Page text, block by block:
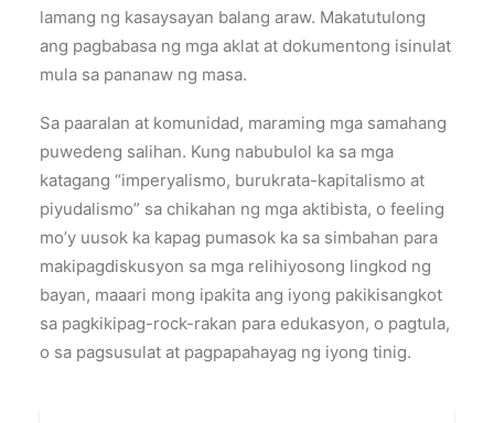
lamang ng kasaysayan balang araw. Makatutulong
ang pagbabasa ng mga aklat at dokumentong isinulat
mula sa pananaw ng masa.
Sa paaralan at komunidad, maraming mga samahang
puwedeng salihan. Kung nabubulol ka sa mga
katagang “imperyalismo, burukrata-kapitalismo at
piyudalismo” sa chikahan ng mga aktibista, o feeling
mo’y uusok ka kapag pumasok ka sa simbahan para
makipagdiskusyon sa mga relihiyosong lingkod ng
bayan, maaari mong ipakita ang iyong pakikisangkot
sa pagkikipag-rock-rakan para edukasyon, o pagtula,
o sa pagsusulat at pagpapahayag ng iyong tinig.